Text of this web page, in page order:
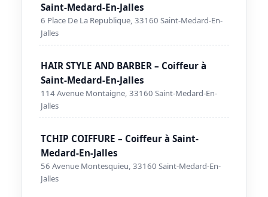
Saint-Medard-En-Jalles
6 Place De La Republique, 33160 Saint-Medard-En-
Jalles
HAIR STYLE AND BARBER – Coiffeur à
Saint-Medard-En-Jalles
114 Avenue Montaigne, 33160 Saint-Medard-En-
Jalles
TCHIP COIFFURE – Coiffeur à Saint-
Medard-En-Jalles
56 Avenue Montesquieu, 33160 Saint-Medard-En-
Jalles